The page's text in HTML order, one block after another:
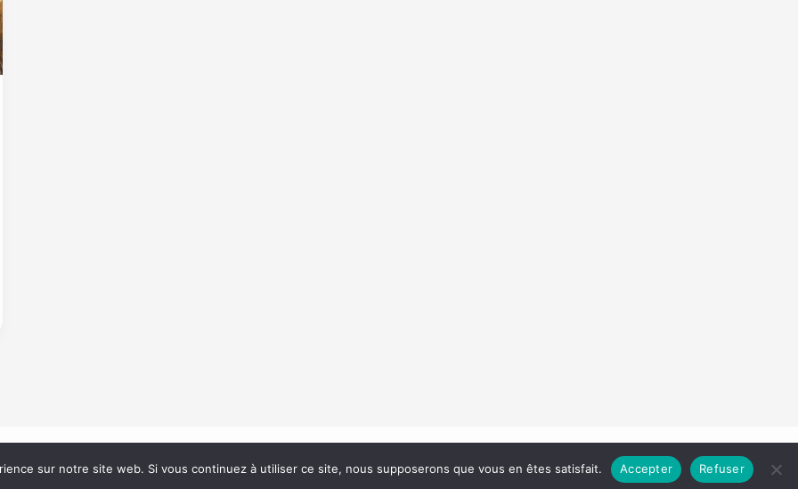
Droit d'auteur © 2026 Les Carnets de Madame
sur notre site web. Si vous continuez à utiliser ce site, nous supposerons que vous en êtes satisfait. Accepter Refuser